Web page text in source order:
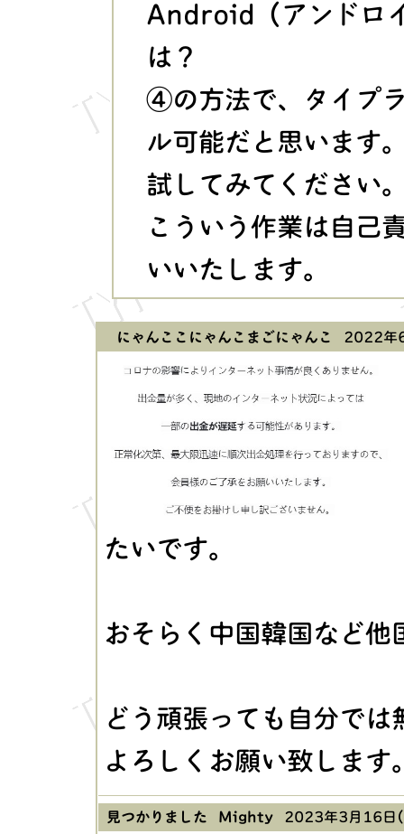
Android（アンドロ
は？
④の方法で、タイプ
ル可能だと思います
試してみてください
こういう作業は自己
いいたします。
にゃんここにゃんこまごにゃんこ 2022年
たいです。
おそらく中国韓国など
どう頑張っても自分では
よろしくお願い致します
見つかりました Mighty 2023年3月16日